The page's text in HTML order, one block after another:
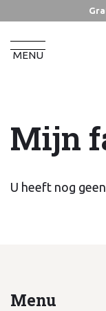
MENU
Home Mijn
Mijn
U heeft nog
Menu